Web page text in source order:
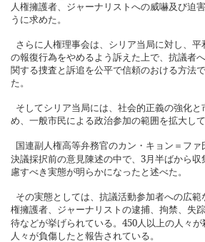
人権擁護者、ジャーナリストへの威嚇及び迫
うに求めた。
さらに人権理事会は、シリア当局に対し、
の報復行為をやめるよう訴えた上で、抗議者
関する捜査と訴追を公平で信頼のおける方法
た。
そしてシリア当局には、社会的正義の強化と
め、一般市民による政治参加の範囲を拡大し
国連副人権高等弁務官のカン・キョン＝ファ
決議採択前の意見陳述の中で、 3 月半ばから
慮すべき実態が明らかになったと述べた。
その実態としては、抗議活動参加者への広範
権擁護者、ジャーナリストの逮捕、拘禁、失
待などが挙げられている。 450 人以上の人々
人々が負傷したと報告されている。